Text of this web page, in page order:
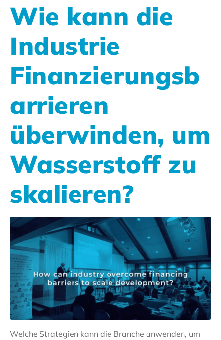
Wie kann die
Industrie
Finanzierungsb
arrieren
überwinden, um
Wasserstoff zu
skalieren?
Welche Strategien kann die Branche anwenden, um